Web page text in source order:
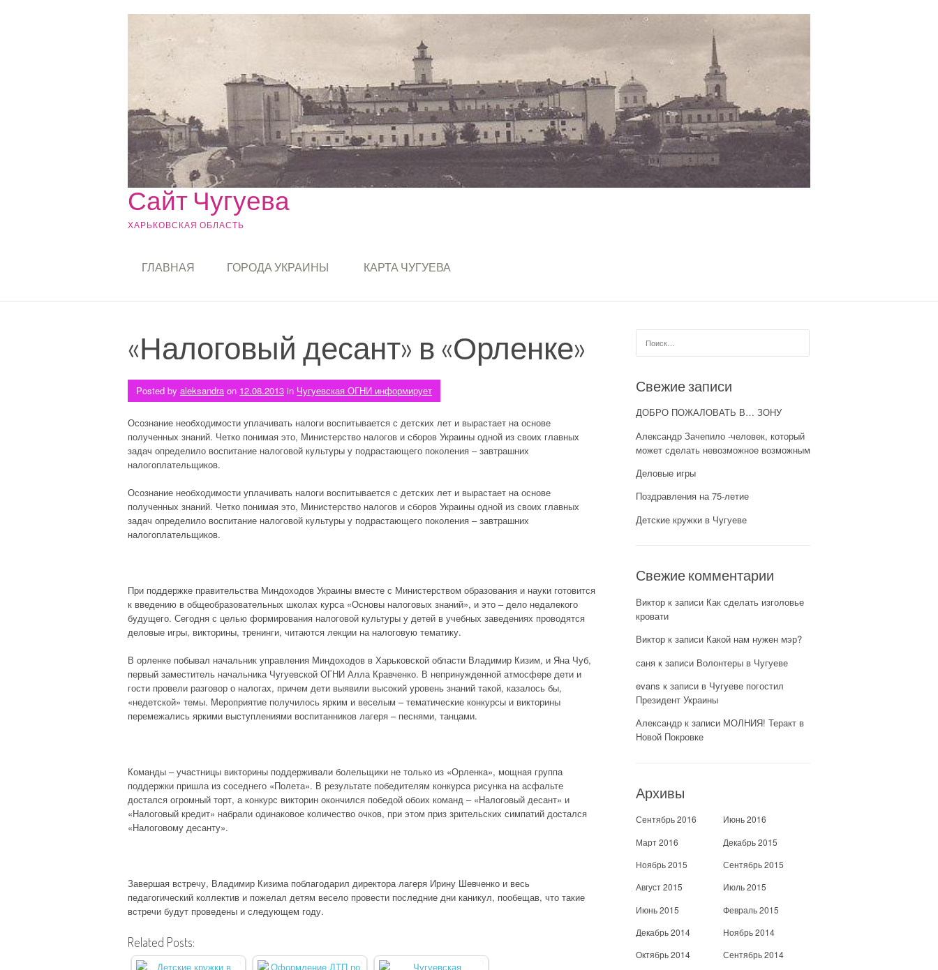
Сайт Чугуева
ХАРЬКОВСКАЯ ОБЛАСТЬ
ГЛАВНАЯ ГОРОДА УКРАИНЫ КАРТА ЧУГУЕВА
«Налоговый десант» в «Орленке»
Posted by aleksandra on 12.08.2013 in Чугуевская ОГНИ информирует
Осознание необходимости уплачивать налоги воспитывается с детских лет и вырастает на основе
полученных знаний. Четко понимая это, Министерство налогов и сборов Украины одной из своих главных
задач определило воспитание налоговой культуры у подрастающего поколения – завтрашних
налогоплательщиков.
Осознание необходимости уплачивать налоги воспитывается с детских лет и вырастает на основе
полученных знаний. Четко понимая это, Министерство налогов и сборов Украины одной из своих главных
задач определило воспитание налоговой культуры у подрастающего поколения – завтрашних
налогоплательщиков.
При поддержке правительства Миндоходов Украины вместе с Министерством образования и науки готовится
к введению в общеобразовательных школах курса «Основы налоговых знаний», и это – дело недалекого
будущего. Сегодня с целью формирования налоговой культуры у детей в учебных заведениях проводятся
деловые игры, викторины, тренинги, читаются лекции на налоговую тематику.
В орленке побывал начальник управления Миндоходов в Харьковской области Владимир Кизим, и Яна Чуб,
первый заместитель начальника Чугуевской ОГНИ Алла Кравченко. В непринужденной атмосфере дети и
гости провели разговор о налогах, причем дети выявили высокий уровень знаний такой, казалось бы,
«недетской» темы. Мероприятие получилось ярким и веселым – тематические конкурсы и викторины
перемежались яркими выступлениями воспитанников лагеря – песнями, танцами.
Команды – участницы викторины поддерживали болельщики не только из «Орленка», мощная группа
поддержки пришла из соседнего «Полета». В результате победителям конкурса рисунка на асфальте
достался огромный торт, а конкурс викторин окончился победой обоих команд – «Налоговый десант» и
«Налоговый кредит» набрали одинаковое количество очков, при этом приз зрительских симпатий достался
«Налоговому десанту».
Завершая встречу, Владимир Кизима поблагодарил директора лагеря Ирину Шевченко и весь
педагогический коллектив и пожелал детям весело провести последние дни каникул, пообещав, что такие
встречи будут проведены и следующем году.
Related Posts:
Свежие записи
ДОБРО ПОЖАЛОВАТЬ В… ЗОНУ
Александр Зачепило -человек, который
может сделать невозможное возможным
Деловые игры
Поздравления на 75-летие
Детские кружки в Чугуеве
Свежие комментарии
Виктор к записи Как сделать изголовье
кровати
Виктор к записи Какой нам нужен мэр?
саня к записи Волонтеры в Чугуеве
evans к записи в Чугуеве погостил
Президент Украины
Александр к записи МОЛНИЯ! Теракт в
Новой Покровке
Архивы
Сентябрь 2016
Июнь 2016
Март 2016
Декабрь 2015
Ноябрь 2015
Сентябрь 2015
Август 2015
Июль 2015
Июнь 2015
Февраль 2015
Декабрь 2014
Ноябрь 2014
Октябрь 2014
Сентябрь 2014